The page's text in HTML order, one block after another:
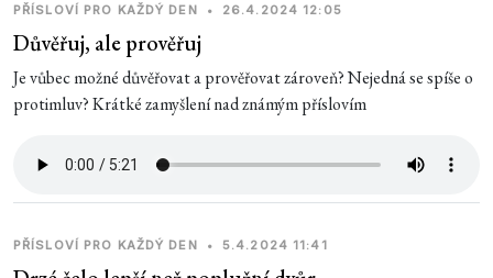
PŘÍSLOVÍ PRO KAŽDÝ DEN • 26.4.2024 12:05
Důvěřuj, ale prověřuj
Je vůbec možné důvěřovat a prověřovat zároveň? Nejedná se spíše o
protimluv? Krátké zamyšlení nad známým příslovím
PŘÍSLOVÍ PRO KAŽDÝ DEN • 5.4.2024 11:41